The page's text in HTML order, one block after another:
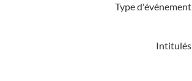
Type d'événement
Intitulés